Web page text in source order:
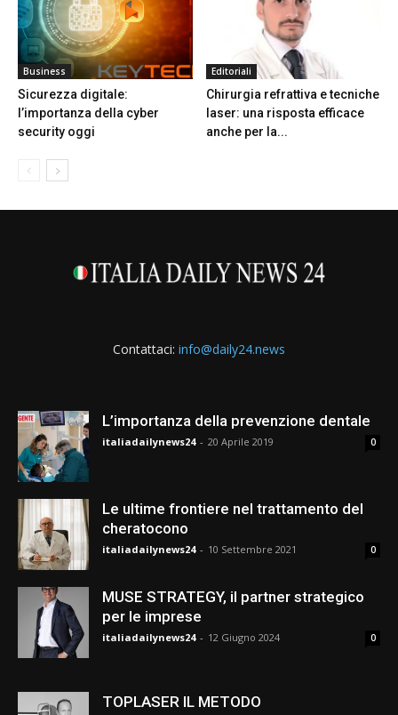
Business
Sicurezza digitale:
l’importanza della cyber
security oggi
Editoriali
Chirurgia refrattiva e tecniche
laser: una risposta efficace
anche per la...
Contattaci: info@daily24.news
L’importanza della prevenzione dentale
italiadailynews24 - 20 Aprile 2019 0
Le ultime frontiere nel trattamento del
cheratocono
italiadailynews24 - 10 Settembre 2021 0
MUSE STRATEGY, il partner strategico
per le imprese
italiadailynews24 - 12 Giugno 2024 0
TOPLASER IL METODO